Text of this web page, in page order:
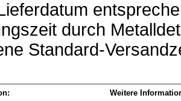
durch
Standard-
Weitere